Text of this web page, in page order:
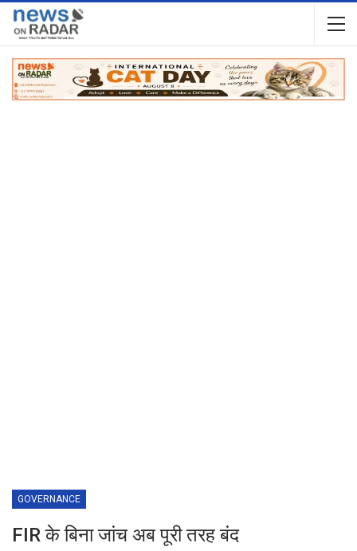
GOVERNANCE
FIR के बिना जांच अब पूरी तरह बंद